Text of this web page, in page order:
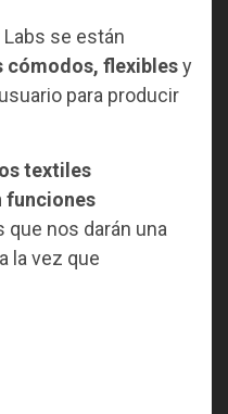
se están
cómodos, flexiblesy
para producir
textiles
funciones
que nos darán una
la vez que